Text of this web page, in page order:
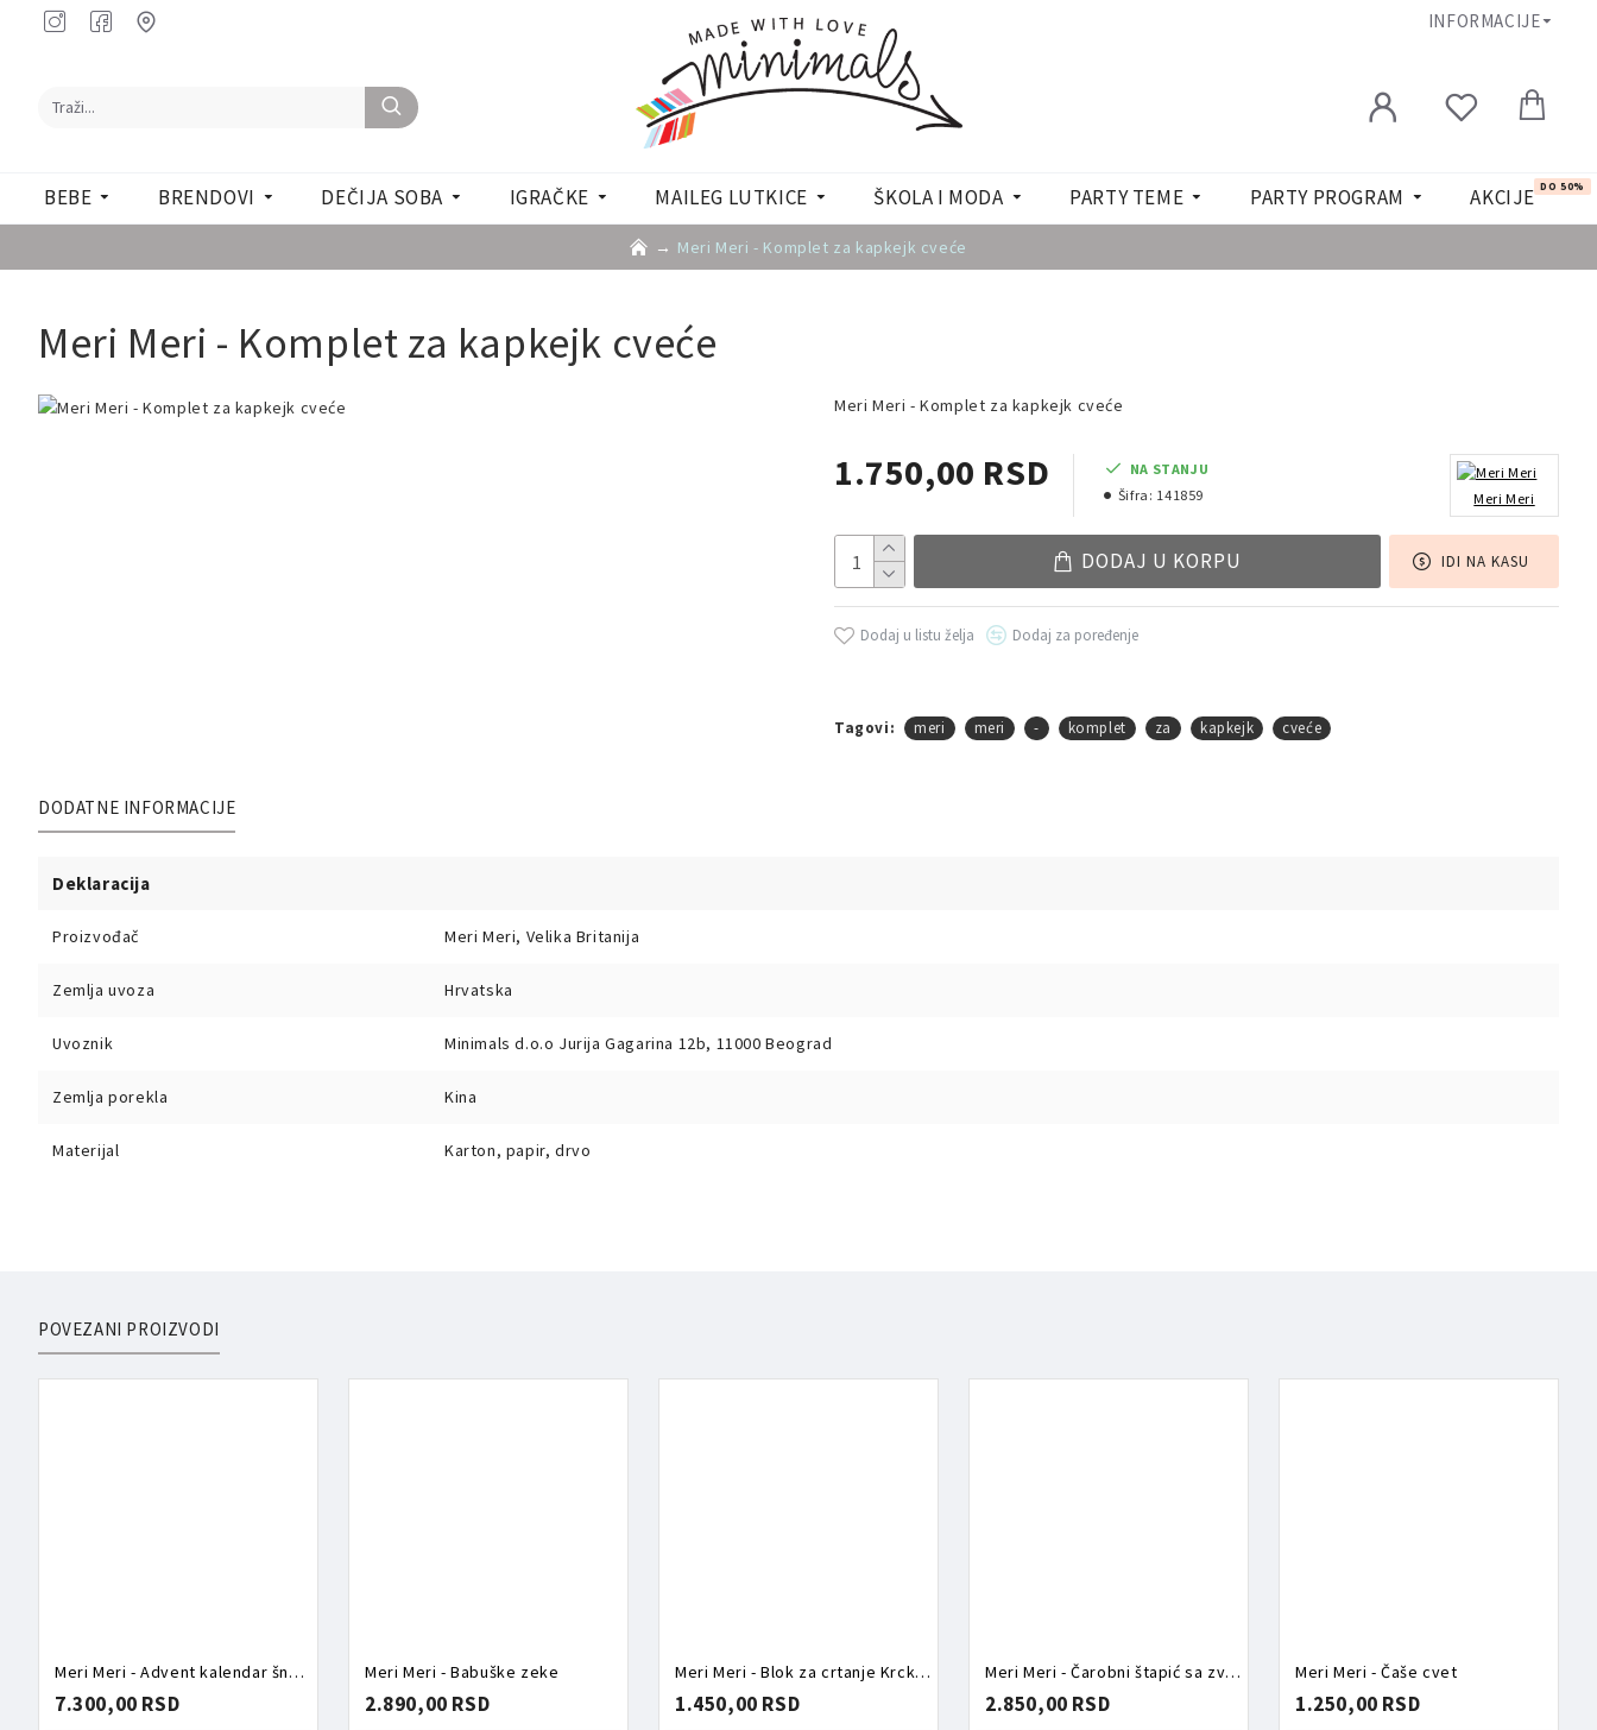
INFORMACIJE
BEBE BRENDOVI DEČIJA SOBA IGRAČKE MAILEG LUTKICE ŠKOLA I MODA PARTY TEME PARTY PROGRAM AKCIJE DO 50%
Meri Meri - Komplet za kapkejk cveće
Meri Meri - Komplet za kapkejk cveće
Meri Meri - Komplet za kapkejk cveće
1.750,00 RSD
NA STANJU
Šifra: 141859 Meri Meri
DODAJ U KORPU IDI NA KASU
Dodaj u listu želja Dodaj za poređenje
Tagovi: meri meri - komplet za kapkejk cveće
DODATNE INFORMACIJE
Deklaracija
Proizvođač Meri Meri, Velika Britanija
Zemlja uvoza Hrvatska
Uvoznik Minimals d.o.o Jurija Gagarina 12b, 11000 Beograd
Zemlja porekla Kina
Materijal Karton, papir, drvo
POVEZANI PROIZVODI
Meri Meri - Advent kalendar šnalice
7.300,00 RSD
Meri Meri - Babuške zeke
2.890,00 RSD
Meri Meri - Blok za crtanje Krcko Oraščić
1.450,00 RSD
Meri Meri - Čarobni štapić sa zvezdom
2.850,00 RSD
Meri Meri - Čaše cvet
1.250,00 RSD